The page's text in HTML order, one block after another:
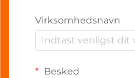
Virksomhedsnavn
Besked